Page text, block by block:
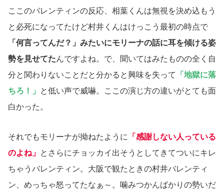
ここのバレンティンの反応、相葉くんは無視を決め込もう
と必死になってたけど村井くんはけっこう最初の時点で
「何言ってんだ？」みたいにモリーナの話に耳を傾ける姿
勢を見せてたんですよね。で、聞いてはみたものの全く自
分と関わりないことだと分かると興味を失って
「地獄に落
ちろ！」
と低い声で威嚇。ここの演じ方の違いがとても面
白かった。
それでもモリーナが拗ねたように 「感謝しない人っている
のよね」 とさらにチョッカイ出そうとしてきてついにキレ
ちゃうバレンティン。大阪で観たときの村井バレンティ
ン、めっちゃ怒ってたなぁ～。噛みつかんばかりの勢いだ